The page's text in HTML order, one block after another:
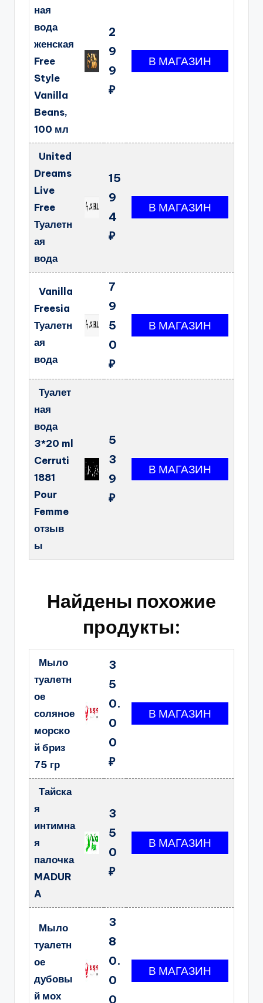
ная
вода
женская
Free
Style
Vanilla
Beans,
100 мл
2
9
9
₽
United
Dreams
Live
Free
Туалетн
ая
вода
15
9
4
₽
Vanilla
Freesia
Туалетн
ая
вода
7
9
5
0
₽
Туалет
ная
вода
3*20 ml
Cerruti
1881
Pour
Femme
отзыв
ы
5
3
9
₽
Найдены похожие
продукты:
Мыло
туалетн
ое
соляное
морско
й бриз
75 гр
3
5
0.
0
0
₽
Тайска
я
интимна
я
палочка
MADUR
A
3
5
0
₽
Мыло
туалетн
ое
дубовы
й мох
3
8
0.
0
0